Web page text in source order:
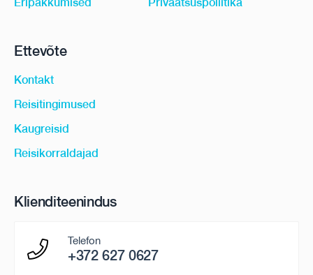
Ettevõte
Kontakt
Reisitingimused
Kaugreisid
Reisikorraldajad
Klienditeenindus
Telefon
+372 627 0627